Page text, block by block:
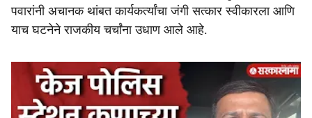
पवारांनी अचानक थांबत कार्यकर्त्यांचा जंगी सत्कार स्वीकारला आणि
याच घटनेने राजकीय चर्चांना उधाण आले आहे.